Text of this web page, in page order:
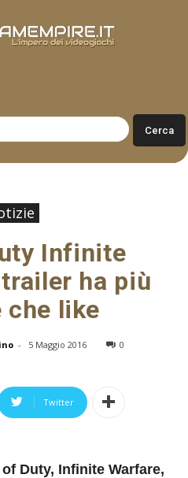
Infinite
ha più
che like
- 5 Maggio 2016 0
Twitter
Duty, Infinite Warfare,